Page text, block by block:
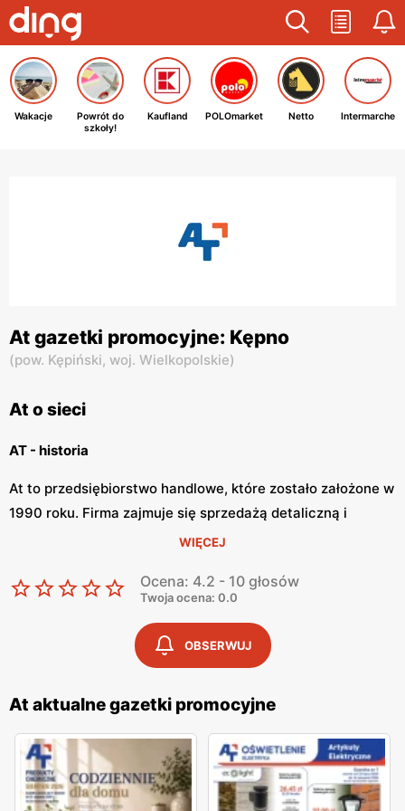
Wakacje
Powrót do
szkoły!
Kaufland POLOmarket Netto Intermarche
At gazetki promocyjne: Kępno
(pow. Kępiński, woj. Wielkopolskie)
At o sieci
AT - historia
At to przedsiębiorstwo handlowe, które zostało założone w
1990 roku. Firma zajmuje się sprzedażą detaliczną i
hurtową artykułów elektrycznych i oświetleniowych oraz
posiada 73 sklepów elektryczno-oświetleniowych, 39
hurtowni elektryczne oraz ekskluzywne salony
W swoich sklepach firma AT oferuje nowoczesne produkty
oświetleniowe, różnorodne produkty farmaceutyczne i
spożywcze. AT posiada również sklep internetowy, w
którym są przedstawione produkty z różnych kategorii:
WIĘCEJ
Ocena: 4.2 - 10 głosów
Twoja ocena: 0.0
OBSERWUJ
At aktualne gazetki promocyjne